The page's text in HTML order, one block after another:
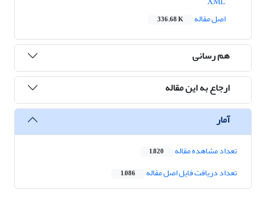
اصل مقاله
336.68 K
هم رسانی
ارجاع به این مقاله
آمار
تعداد مشاهده مقاله 1,820
تعداد دریافت فایل اصل مقاله 1,086